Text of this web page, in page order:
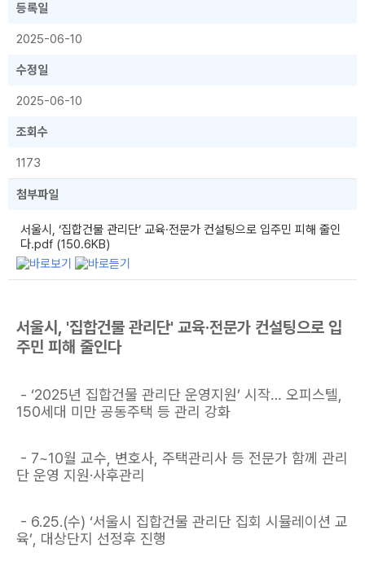
등록일
2025-06-10
수정일
2025-06-10
조회수
1173
첨부파일
서울시, ‘집합건물 관리단’ 교육·전문가 컨설팅으로 입주민 피해 줄인
다.pdf (150.6KB)
서울시, '집합건물 관리단' 교육·전문가 컨설팅으로 입
주민 피해 줄인다
- ‘2025년 집합건물 관리단 운영지원’ 시작… 오피스텔,
150세대 미만 공동주택 등 관리 강화
- 7~10월 교수, 변호사, 주택관리사 등 전문가 함께 관리
단 운영 지원·사후관리
- 6.25.(수) ‘서울시 집합건물 관리단 집회 시뮬레이션 교
육’, 대상단지 선정후 진행